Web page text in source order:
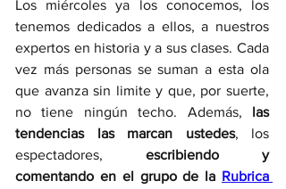
Los miércoles ya los conocemos, los
tenemos dedicados a ellos, a nuestros
expertos en historia y a sus clases. Cada
vez más personas se suman a esta ola
que avanza sin limite y que, por suerte,
no tiene ningún techo. Además, las
tendencias las marcan ustedes, los
espectadores, escribiendo y
comentando en el grupo de la Rubrica